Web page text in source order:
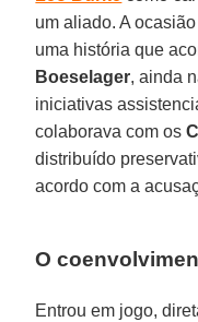
um aliado. A
uma história que
Boeselager, ainda
iniciativas
colaborava com os
distribuído
acordo com a
O
Entrou em jogo,